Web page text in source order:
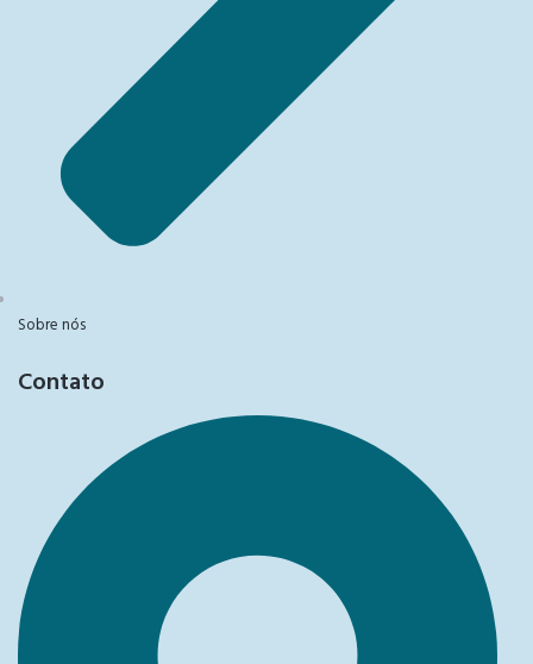
Sobre nós
Contato